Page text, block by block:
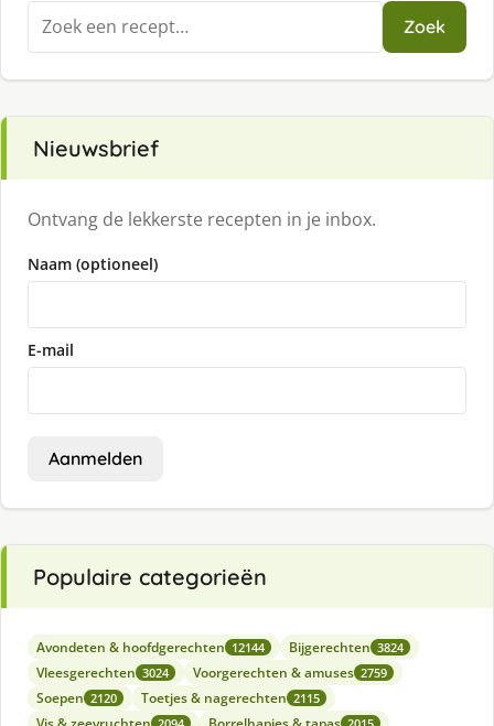
Zoeken
naar:
Zoek
Nieuwsbrief
Ontvang de lekkerste recepten in je inbox.
Naam (optioneel)
E-mail
Aanmelden
Populaire categorieën
Avondeten & hoofdgerechten 12144 Bijgerechten 3824
Vleesgerechten 3024 Voorgerechten & amuses 2759
Soepen 2120 Toetjes & nagerechten 2115